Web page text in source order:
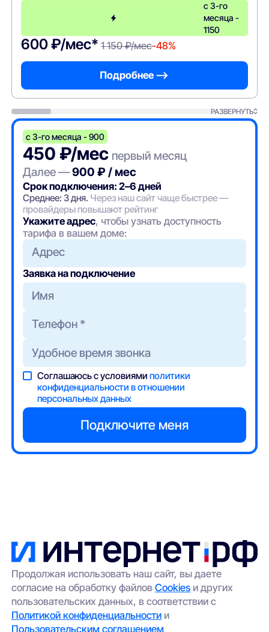
с 3-го
месяца -
1150
600 ₽/мес* 1 150 ₽/мес-48%
Подробнее —>
РАЗВЕРНУТЬ
с 3-го месяца - 900
450 ₽/мес первый месяц
Далее —900 ₽ / мес
Срок подключения: 2–6 дней
Среднее: 3 дня. Через наш сайт чаще быстрее —
провайдеры повышают рейтинг
Укажите адрес, чтобы узнать доступность
тарифа в вашем доме:
Адрес
Заявка на подключение
Соглашаюсь с условиямиполитики
конфиденциальности в отношении
персональных данных
Продолжая использовать наш сайт, вы даете
согласие на обработку файловCookies и других
пользовательских данных, в соответствии с
Политикой конфиденциальности и
Пользовательским соглашением